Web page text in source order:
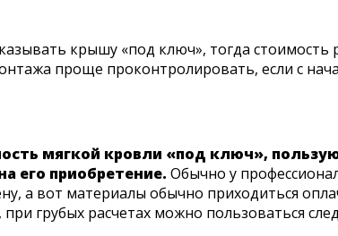
крышу «под ключ», тогда стоимость
проще проконтролировать, если с
мягкой кровли «под ключ»,
его приобретение. Обычно у
а вот материалы обычно приходиться
грубых расчетах можно пользоваться